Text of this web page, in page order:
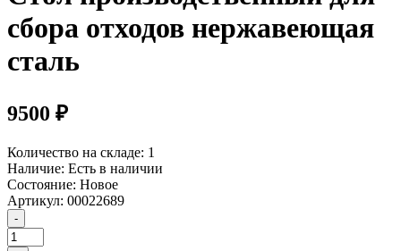
сбора отходов нержавеющая
сталь
9500 ₽
Количество на складе: 1
Наличие: Есть в наличии
Состояние: Новое
Артикул: 00022689